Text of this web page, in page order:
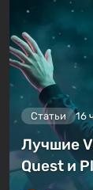
Статьи 16
Лучшие
Quest и